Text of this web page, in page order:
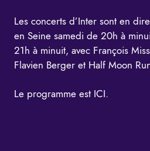
Les concerts d’Inter sont en
en Seine samedi de 20h à
21h à minuit, avec François
Flavien Berger et Half Moon
Le programme est ICI.